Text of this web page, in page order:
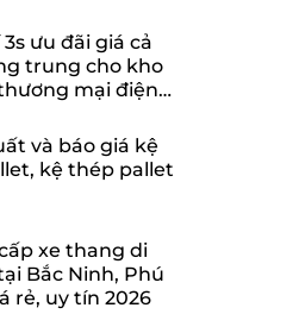
3s ưu đãi giá cả
trung cho kho
mại điện
và báo giá kệ
kệ thép pallet
xe thang di
Bắc Ninh, Phú
rẻ, uy tín 2026